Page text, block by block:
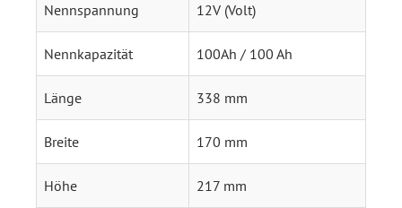
Nennspannung 12V (Volt)
Nennkapazität 100Ah / 100 Ah
Länge 338 mm
Breite 170 mm
Höhe 217 mm